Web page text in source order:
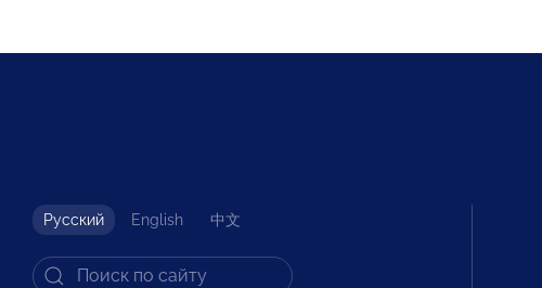
Русский English 中文